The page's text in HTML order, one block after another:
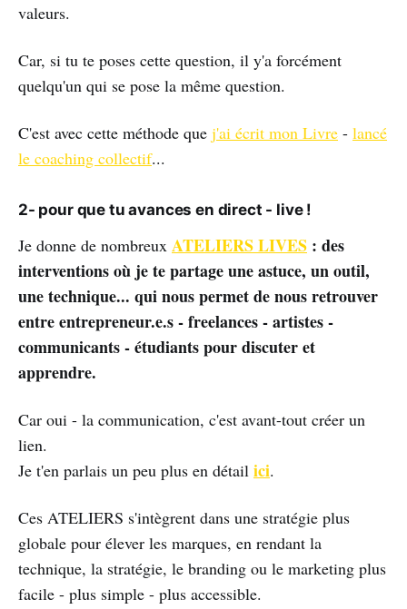
valeurs.
Car, si tu te poses cette question, il y'a forcément
quelqu'un qui se pose la même question.
C'est avec cette méthode que j'ai écrit mon Livre - lancé
le coaching collectif...
2- pour que tu avances en direct - live !
Je donne de nombreux ATELIERS LIVES : des
interventions où je te partage une astuce, un outil,
une technique... qui nous permet de nous retrouver
entre entrepreneur.e.s - freelances - artistes -
communicants - étudiants pour discuter et
apprendre.
Car oui - la communication, c'est avant-tout créer un
lien.
Je t'en parlais un peu plus en détail ici.
Ces ATELIERS s'intègrent dans une stratégie plus
globale pour élever les marques, en rendant la
technique, la stratégie, le branding ou le marketing plus
facile - plus simple - plus accessible.